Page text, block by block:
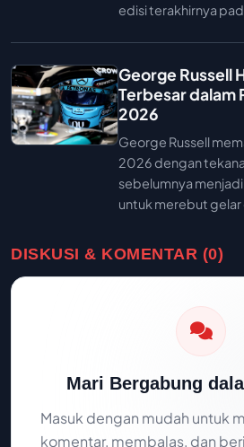
edisi terakhirnya
George Russell
Terbesar dalam
2026
George Russell
2026 dengan
sebelumnya
untuk merebut
DISKUSI & KOMENTAR (0)
Mari Bergabung
Masuk dengan mudah untuk
komentar, membalas, dan